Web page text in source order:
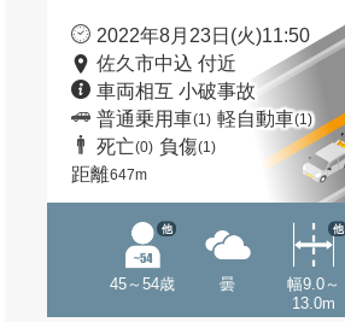
2022年8月23日(火)11:50
佐久市中込 付近
車両相互 小破事故
普通乗用車(1) 軽自動車(1)
死亡(0) 負傷(1)
距離647m
45～54歳
他
曇
幅9.0～
13.0m
他